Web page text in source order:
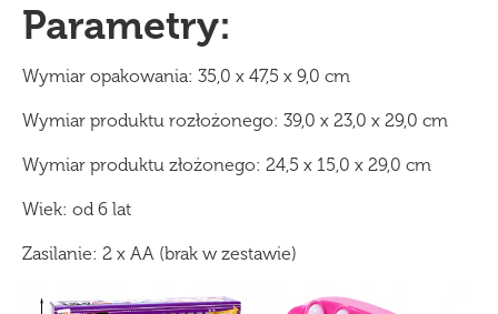
Parametry:
Wymiar opakowania: 35,0 x 47,5 x 9,0 cm
Wymiar produktu rozłożonego: 39,0 x 23,0 x 29,0 cm
Wymiar produktu złożonego: 24,5 x 15,0 x 29,0 cm
Wiek: od 6 lat
Zasilanie: 2 x AA (brak w zestawie)